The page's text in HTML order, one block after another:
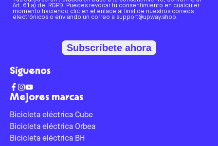
Mejores marcas
Bicicleta eléctrica Cube
Bicicleta eléctrica Orbea
Bicicleta eléctrica BH
Art. 6.1 a) del RGPD. Puedes revocar tu consentimiento en cualquier
momento haciendo clic en el enlace al final de nuestros correos
electrónicos o enviando un correo a support@upway.shop.
Subscríbete ahora
Síguenos